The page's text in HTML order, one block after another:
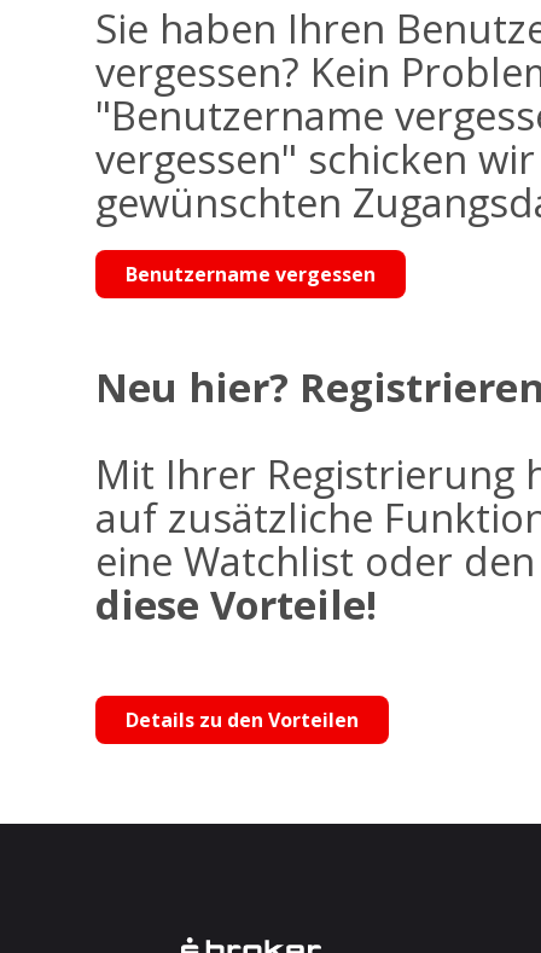
Sie haben Ihren
vergessen? Kein
"Benutzername
vergessen" schicken
gewünschten
Benutzername vergessen
Neu hier?
Mit Ihrer Registrierung
auf zusätzliche
eine Watchlist oder
diese Vorteile!
Details zu den Vorteilen